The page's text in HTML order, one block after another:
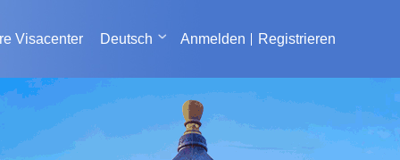
Visacenter Deutsch Anmelden Registrieren